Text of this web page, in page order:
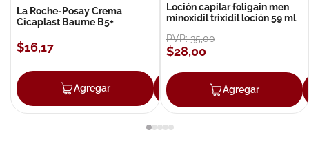
La Roche-Posay Crema
Cicaplast Baume B5+
$16,17
Agregar Agregar
Loción capilar foligain men
minoxidil trixidil loción 59 ml
PVP:35,00
$28,00
Agregar